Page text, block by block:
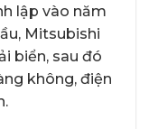
lập vào năm
Mitsubishi
biển, sau đó
không, điện